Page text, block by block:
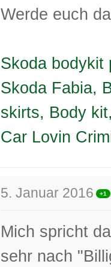
Werde euch
Skoda bodykit
Skoda Fabia,
skirts, Body
Car Lovin
5. Januar 2016 +1
Mich spricht
sehr nach